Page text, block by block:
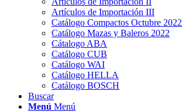
Artículos de Importación III
Catálogo Compactos Octubre 2022
Catálogo Mazas y Baleros 2022
Cátalogo ABA
Catálogo CUB
Catálogo WAI
Catálogo HELLA
Catálogo BOSCH
Buscar
Menú Menú